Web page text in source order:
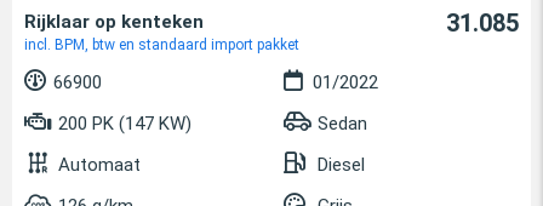
Rijklaar op kenteken
incl. BPM, btw en standaard import pakket
31.085
66900
01/2022
200 PK (147 KW)
Sedan
Automaat
Diesel